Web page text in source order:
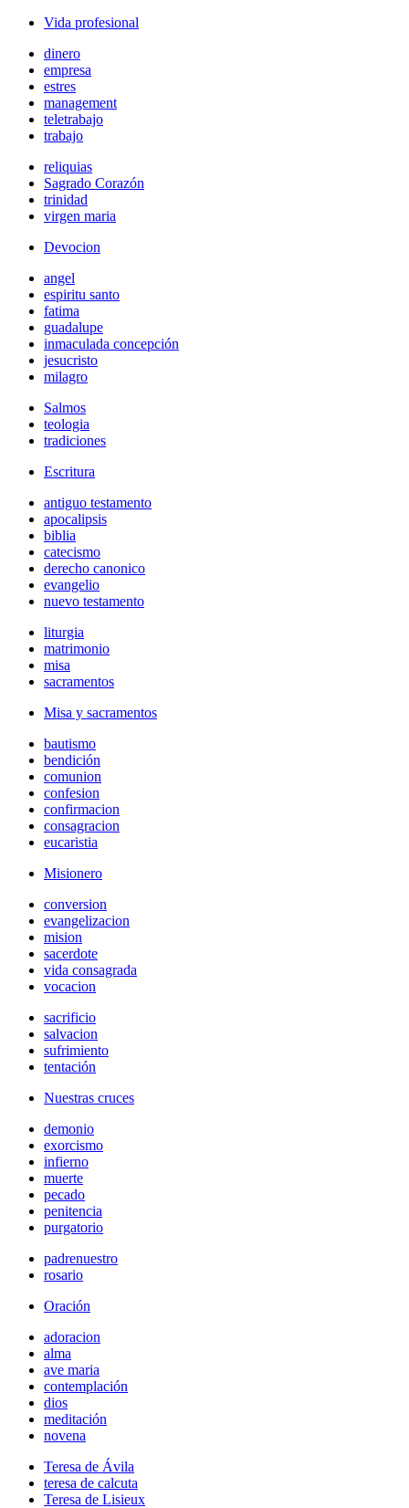
Vida profesional
dinero
empresa
estres
management
teletrabajo
trabajo
reliquias
Sagrado Corazón
trinidad
virgen maria
Devocion
angel
espiritu santo
fatima
guadalupe
inmaculada concepción
jesucristo
milagro
Salmos
teologia
tradiciones
Escritura
antiguo testamento
apocalipsis
biblia
catecismo
derecho canonico
evangelio
nuevo testamento
liturgia
matrimonio
misa
sacramentos
Misa y sacramentos
bautismo
bendición
comunion
confesion
confirmacion
consagracion
eucaristia
Misionero
conversion
evangelizacion
mision
sacerdote
vida consagrada
vocacion
sacrificio
salvacion
sufrimiento
tentación
Nuestras cruces
demonio
exorcismo
infierno
muerte
pecado
penitencia
purgatorio
padrenuestro
rosario
Oración
adoracion
alma
ave maria
contemplación
dios
meditación
novena
Teresa de Ávila
teresa de calcuta
Teresa de Lisieux